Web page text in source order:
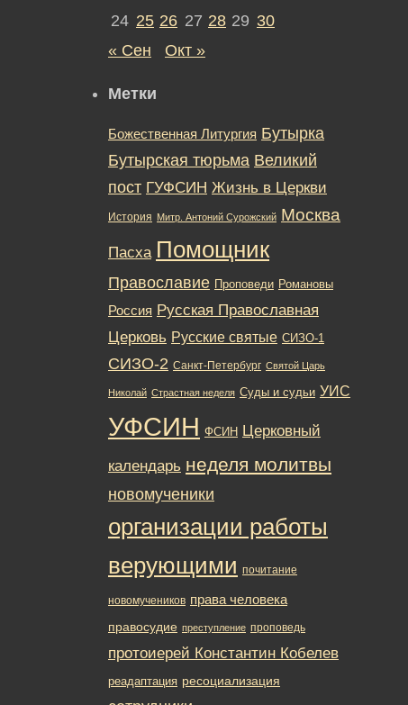
24 25 26 27 28 29 30
« Сен
Окт »
Метки
Божественная Литургия Бутырка
Бутырская тюрьма Великий
пост ГУФСИН Жизнь в Церкви
История Митр. Антоний Сурожский Москва
Пасха Помощник
Православие Проповеди Романовы
Россия Русская Православная
Церковь Русские святые СИЗО-1
СИЗО-2 Санкт-Петербург Святой Царь
Николай Страстная неделя Суды и судьи УИС
УФСИН ФСИН Церковный
календарь неделя молитвы
новомученики
организации работы
верующими почитание
новомучеников права человека
правосудие преступление проповедь
протоиерей Константин Кобелев
реадаптация ресоциализация